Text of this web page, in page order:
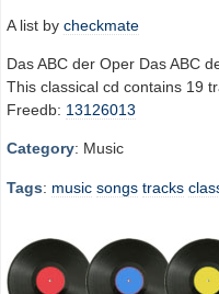
A list by checkmate
Das ABC der Oper Das ABC
This classical cd contains 19
Freedb: 13126013
Category: Music
Tags: music songs tracks